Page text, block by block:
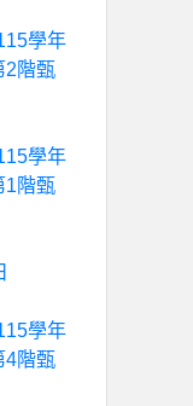
學年
2階甄
學年
1階甄
學年
4階甄